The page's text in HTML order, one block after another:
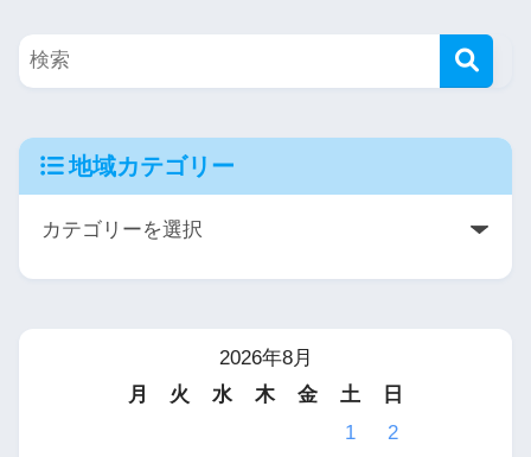
地域カテゴリー
2026年8月
月
火 水 木 金 土
日
1
2